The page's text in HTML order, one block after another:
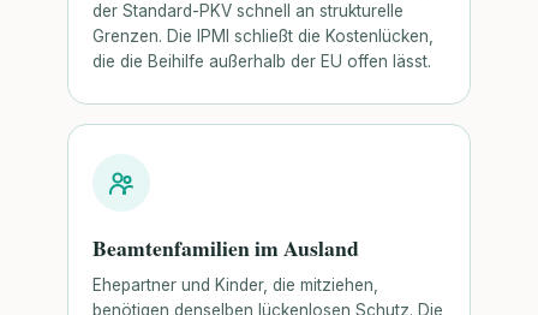
der Standard-PKV schnell an strukturelle
Grenzen. Die IPMI schließt die Kostenlücken,
die die Beihilfe außerhalb der EU offen lässt.
Beamtenfamilien im Ausland
Ehepartner und Kinder, die mitziehen,
benötigen denselben lückenlosen Schutz. Die